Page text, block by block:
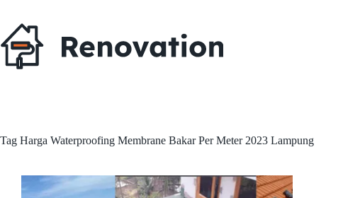
content
Tag Harga Waterproofing Membrane Bakar Per Meter 2023 Lampung